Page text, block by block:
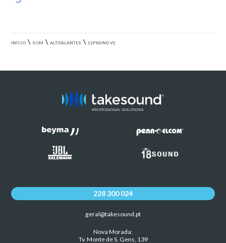
INÍCIO \ SOM \ ALTIFALANTES \ 12P80/ND V2
228 300 024
geral@takesound.pt
Nova Morada:
Tv. Monte de S. Gens, 139